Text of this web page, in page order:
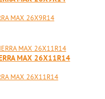
MAX 26X9R14
MAX 26X11R14
MAX 26X11R14